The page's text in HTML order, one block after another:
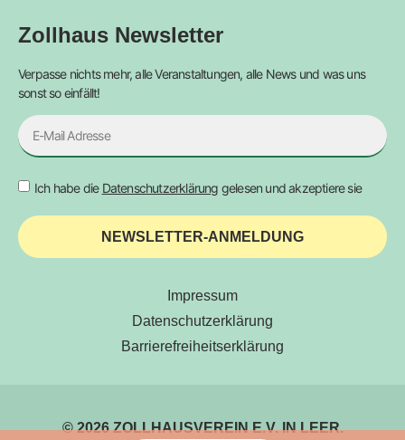
Zollhaus Newsletter
Verpasse nichts mehr, alle Veranstaltungen, alle News und was uns
sonst so einfällt!
Ich habe die Datenschutzerklärung gelesen und akzeptiere sie
NEWSLETTER-ANMELDUNG
Impressum
Datenschutzerklärung
Barrierefreiheitserklärung
© 2026 ZOLLHAUSVEREIN E.V. IN LEER.